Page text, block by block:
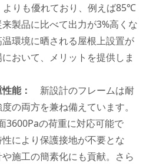
りも優れており、例えば85℃
製品に比べて出力が3%高くな
環境に晒される屋根上設置が
おいて、メリットを提供しま
性能： 新設計のフレームは耐
の両方を兼ね備えています。
3600Paの荷重に対応可能で
により保護接地が不要とな
施工の簡素化にも貢献。さら